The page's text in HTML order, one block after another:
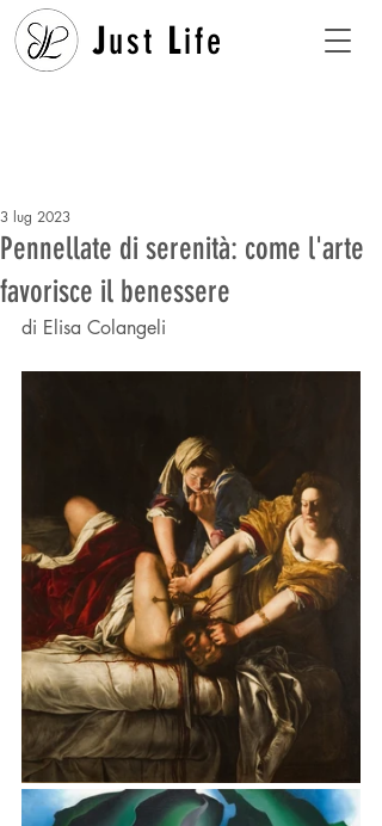
Just Life
Pennellate di serenità: come l'arte
favorisce il benessere
3 lug 2023
di Elisa Colangeli